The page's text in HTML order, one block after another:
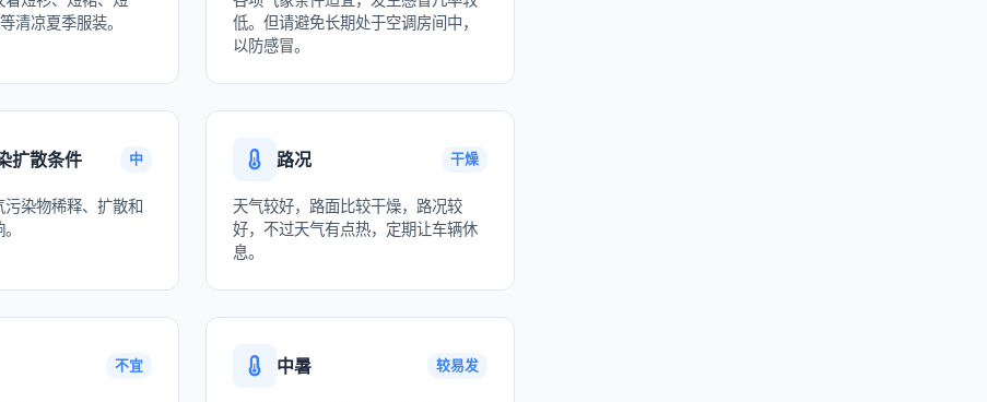
清凉夏季服装。
低。但请避免长期处于空调房间中，
以防感冒。
扩散条件 中
染物稀释、扩散和
路况 干燥
天气较好，路面比较干燥，路况较
好，不过天气有点热，定期让车辆休
息。
不宜 中暑 较易发